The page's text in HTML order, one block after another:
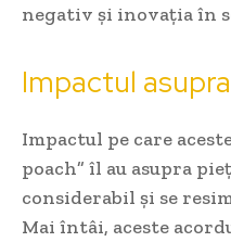
negativ și inovația în
Impactul
Impactul pe care
poach” îl au asupra
considerabil și se
Mai întâi, aceste